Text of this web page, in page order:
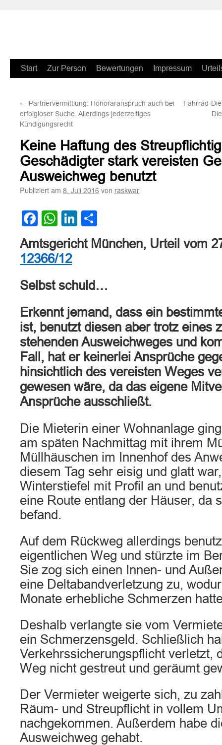
Zum
springen
Start Zur Person Bewertungen Impressum
← Partnervermittlung: Honoraranspruch auch bei
erfolgloser Suche. Allerdings jederzeitiges
Kündigungsrecht
Fahrrad-
Keine Haftung des
Geschädigter stark vereisten
Ausweichweg benutzt
Publiziert am 8. Juli 2016 von raskwar
Facebook
WhatsApp
LinkedIn
Amtsgericht München, Urteil vom
12366/12
Selbst schuld…
Erkennt jemand, dass ein
ist, benutzt diesen aber trotz eines
stehenden Ausweichweges und
Fall, hat er keinerlei Ansprüche
hinsichtlich des vereisten Weges
gewesen wäre, da das eigene
Ansprüche ausschließt.
Die Mieterin einer Wohnanlage
am späten Nachmittag mit ihrem
Müllhäuschen im Innenhof des
diesem Tag sehr eisig und glatt
Winterstiefel mit Profil an und
eine Route entlang der Häuser, da
befand.
Auf dem Rückweg allerdings
eigentlichen Weg und stürzte im
Sie zog sich einen Innen- und
eine Deltabandverletzung zu,
Monate erhebliche Schmerzen
Deshalb verlangte sie vom
ein Schmerzensgeld. Schließlich
Verkehrssicherungspflicht verletzt,
Weg nicht gestreut und geräumt
Der Vermieter weigerte sich, zu
Räum- und Streupflicht in vollem
nachgekommen. Außerdem habe
Ausweichweg gehabt.